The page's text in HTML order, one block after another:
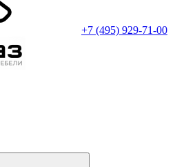
+7 (495) 929-71-00